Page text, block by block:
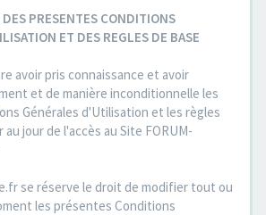
PRESENTES CONDITIONS
ET DES REGLES DE BASE
avoir pris connaissance et avoir
et de manière inconditionnelle les
Générales d'Utilisation et les règles
jour de l'accès au Site FORUM-
se réserve le droit de modifier tout ou
les présentes Conditions